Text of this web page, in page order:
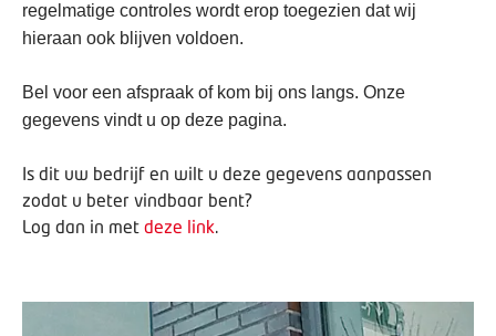
regelmatige controles wordt erop toegezien dat wij
hieraan ook blijven voldoen.
Bel voor een afspraak of kom bij ons langs. Onze
gegevens vindt u op deze pagina.
Is dit uw bedrijf en wilt u deze gegevens aanpassen
zodat u beter vindbaar bent?
Log dan in met deze link.